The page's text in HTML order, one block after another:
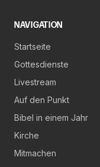
NAVIGATION
Startseite
Gottesdienste
Livestream
Auf den Punkt
Bibel in einem Jahr
Kirche
Mitmachen